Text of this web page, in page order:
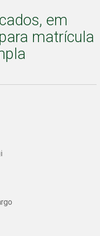
em
matrícula